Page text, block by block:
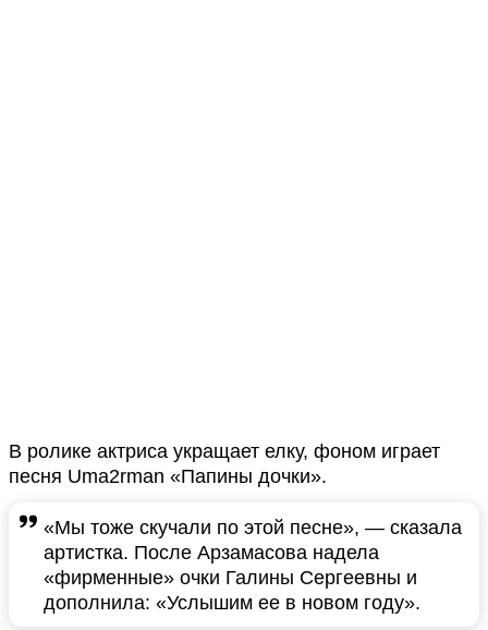
В ролике актриса укращает елку, фоном играет
песня Uma2rman «Папины дочки».
«Мы тоже скучали по этой песне», — сказала
артистка. После Арзамасова надела
«фирменные» очки Галины Сергеевны и
дополнила: «Услышим ее в новом году».